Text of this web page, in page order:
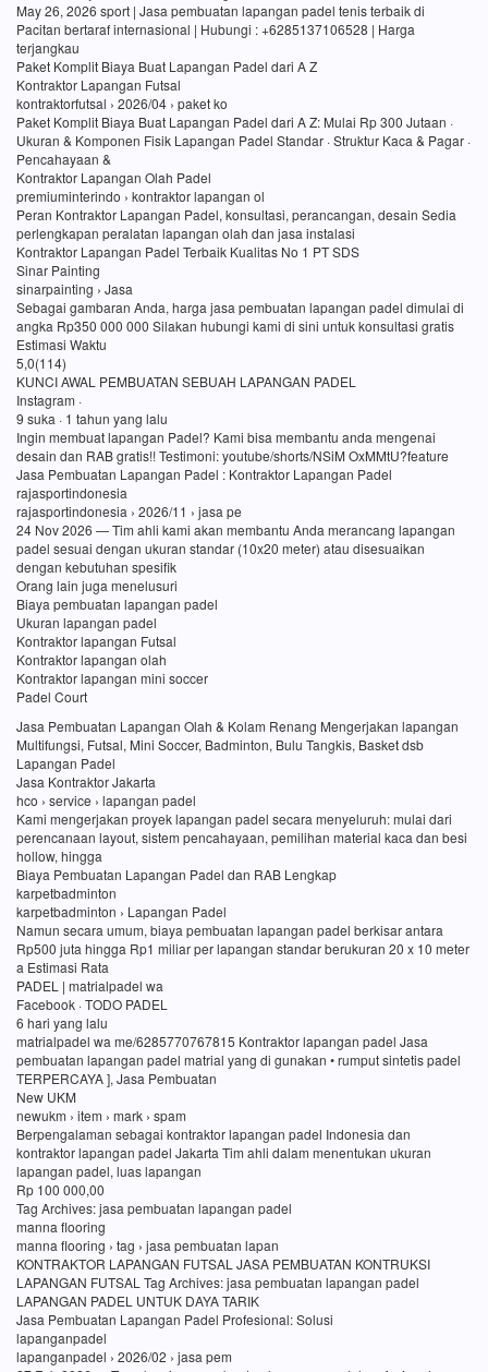
May 26, 2026 sport | Jasa pembuatan lapangan padel tenis terbaik di
Pacitan bertaraf internasional | Hubungi : +6285137106528 | Harga
terjangkau
Paket Komplit Biaya Buat Lapangan Padel dari A Z
Kontraktor Lapangan Futsal
kontraktorfutsal › 2026/04 › paket ko
Paket Komplit Biaya Buat Lapangan Padel dari A Z: Mulai Rp 300 Jutaan ·
Ukuran & Komponen Fisik Lapangan Padel Standar · Struktur Kaca & Pagar ·
Pencahayaan &
Kontraktor Lapangan Olah Padel
premiuminterindo › kontraktor lapangan ol
Peran Kontraktor Lapangan Padel, konsultasi, perancangan, desain Sedia
perlengkapan peralatan lapangan olah dan jasa instalasi
Kontraktor Lapangan Padel Terbaik Kualitas No 1 PT SDS
Sinar Painting
sinarpainting › Jasa
Sebagai gambaran Anda, harga jasa pembuatan lapangan padel dimulai di
angka Rp350 000 000 Silakan hubungi kami di sini untuk konsultasi gratis
Estimasi Waktu
5,0(114)
KUNCI AWAL PEMBUATAN SEBUAH LAPANGAN PADEL
Instagram ·
9 suka · 1 tahun yang lalu
Ingin membuat lapangan Padel? Kami bisa membantu anda mengenai
desain dan RAB gratis!! Testimoni: youtube/shorts/NSiM OxMMtU?feature
Jasa Pembuatan Lapangan Padel : Kontraktor Lapangan Padel
rajasportindonesia
rajasportindonesia › 2026/11 › jasa pe
24 Nov 2026 — Tim ahli kami akan membantu Anda merancang lapangan
padel sesuai dengan ukuran standar (10x20 meter) atau disesuaikan
dengan kebutuhan spesifik
Orang lain juga menelusuri
Biaya pembuatan lapangan padel
Ukuran lapangan padel
Kontraktor lapangan Futsal
Kontraktor lapangan olah
Kontraktor lapangan mini soccer
Padel Court
Jasa Pembuatan Lapangan Olah & Kolam Renang Mengerjakan lapangan
Multifungsi, Futsal, Mini Soccer, Badminton, Bulu Tangkis, Basket dsb
Lapangan Padel
Jasa Kontraktor Jakarta
hco › service › lapangan padel
Kami mengerjakan proyek lapangan padel secara menyeluruh: mulai dari
perencanaan layout, sistem pencahayaan, pemilihan material kaca dan besi
hollow, hingga
Biaya Pembuatan Lapangan Padel dan RAB Lengkap
karpetbadminton
karpetbadminton › Lapangan Padel
Namun secara umum, biaya pembuatan lapangan padel berkisar antara
Rp500 juta hingga Rp1 miliar per lapangan standar berukuran 20 x 10 meter
a Estimasi Rata
PADEL | matrialpadel wa
Facebook · TODO PADEL
6 hari yang lalu
matrialpadel wa me/6285770767815 Kontraktor lapangan padel Jasa
pembuatan lapangan padel matrial yang di gunakan • rumput sintetis padel
TERPERCAYA ], Jasa Pembuatan
New UKM
newukm › item › mark › spam
Berpengalaman sebagai kontraktor lapangan padel Indonesia dan
kontraktor lapangan padel Jakarta Tim ahli dalam menentukan ukuran
lapangan padel, luas lapangan
Rp 100 000,00
Tag Archives: jasa pembuatan lapangan padel
manna flooring
manna flooring › tag › jasa pembuatan lapan
KONTRAKTOR LAPANGAN FUTSAL JASA PEMBUATAN KONTRUKSI
LAPANGAN FUTSAL Tag Archives: jasa pembuatan lapangan padel
LAPANGAN PADEL UNTUK DAYA TARIK
Jasa Pembuatan Lapangan Padel Profesional: Solusi
lapanganpadel
lapanganpadel › 2026/02 › jasa pem